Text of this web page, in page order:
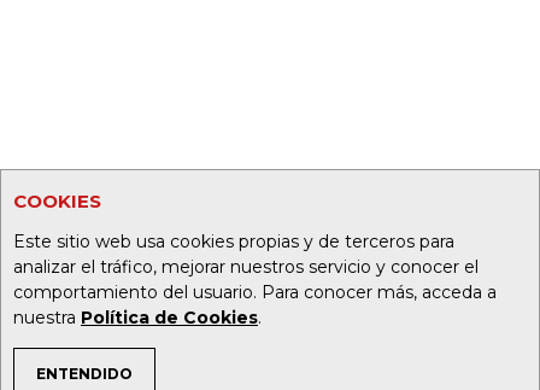
COOKIES
Este sitio web usa cookies propias y de terceros para
analizar el tráfico, mejorar nuestros servicio y conocer el
comportamiento del usuario. Para conocer más, acceda a
nuestra Política de Cookies.
ENTENDIDO